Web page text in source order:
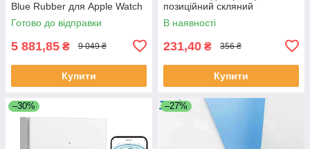
Blue Rubber для Apple Watch
44mm/45mm, карбоновий
корпус для Епл Вотч
Готово до відправки
5 881,85 ₴ 9 049 ₴
Купити
позиційний скляний
безгвинтовий 10A Сірий
В наявності
231,40 ₴ 356 ₴
Купити
–30% –27%